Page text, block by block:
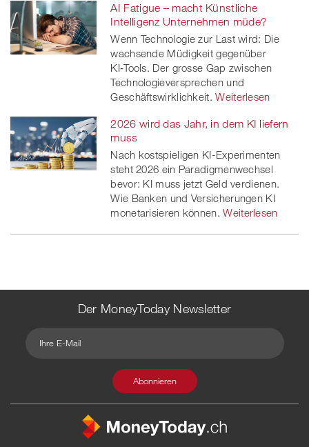
AI Fatigue – macht Künstliche
Intelligenz Unternehmen müde?
Wenn Technologie zur Last wird: Die
wachsende Müdigkeit gegenüber
KI‑Tools. Der grosse Gap zwischen
Technologieversprechen und
Geschäftswirklichkeit. Weiterlesen
2026 wird das Jahr, in dem KI liefern
muss
Nach kostspieligen KI-Experimenten
steht 2026 ein Paradigmenwechsel
bevor: KI muss jetzt Geld verdienen.
Wie Banken und Versicherungen KI
monetarisieren können. Weiterlesen
Der MoneyToday Newsletter